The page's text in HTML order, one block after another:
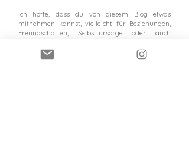
Ich hoffe, dass du von diesem Blog etwas
mitnehmen kannst, vielleicht für Beziehungen,
Freundschaften, Selbstfürsorge oder auch
ihn mit einem Lächeln im Gesicht verlässt im
Wissen, dass du nicht allein bist.